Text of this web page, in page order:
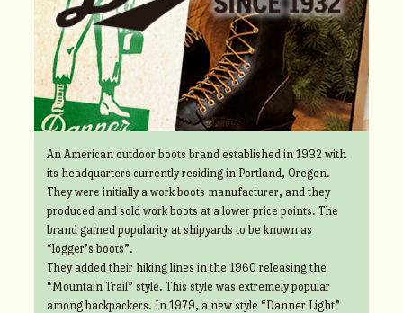
An American outdoor boots brand established in 1932 with
its headquarters currently residing in Portland, Oregon.
They were initially a work boots manufacturer, and they
produced and sold work boots at a lower price points. The
brand gained popularity at shipyards to be known as
“logger’s boots”.
They added their hiking lines in the 1960 releasing the
“Mountain Trail” style. This style was extremely popular
among backpackers. In 1979, a new style “Danner Light”